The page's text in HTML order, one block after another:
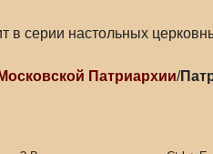
в серии настольных
Патриархии/